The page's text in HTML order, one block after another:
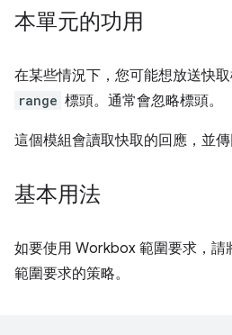
本單元的功用
在某些情況下，您可能想放送快
range 標頭。通常會忽略標頭。
這個模組會讀取快取的回應，並傳
基本用法
如要使用 Workbox 範圍要求，請
範圍要求的策略。